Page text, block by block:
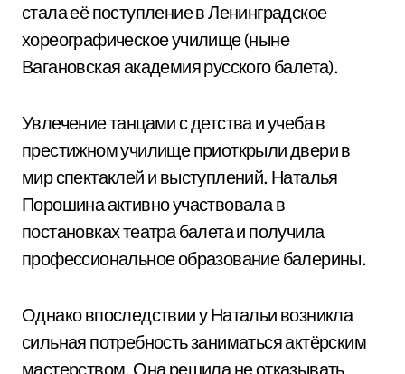
стала её поступление в Ленинградское
хореографическое училище (ныне
Вагановская академия русского балета).
Увлечение танцами с детства и учеба в
престижном училище приоткрыли двери в
мир спектаклей и выступлений. Наталья
Порошина активно участвовала в
постановках театра балета и получила
профессиональное образование балерины.
Однако впоследствии у Натальи возникла
сильная потребность заниматься актёрским
мастерством. Она решила не отказывать